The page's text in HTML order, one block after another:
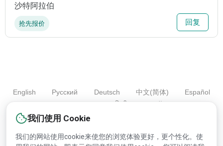
沙特阿拉伯
抢先报价 回复
我们使用 Cookie
我们的网站使用cookie来使您的浏览体验更好，更个性化。使
English Русский Deutsch 中文(简体)
Español
हिन्दी العربية
Bahasa Indonesia